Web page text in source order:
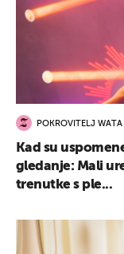
POKROVITELJ WATA
Kad su
gledanje: Mali
trenutke s ple...